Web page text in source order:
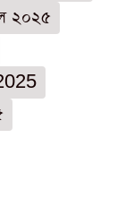
২০২৫